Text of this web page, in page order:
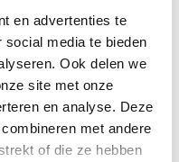
en advertenties te
media te bieden
Ook delen we
site met onze
en analyse. Deze
met andere
of die ze hebben